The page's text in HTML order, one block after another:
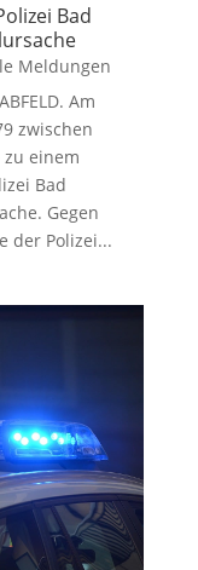
Bad
Meldungen
Am
zwischen
einem
Bad
Gegen
der Polizei...